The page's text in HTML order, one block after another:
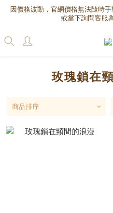
因價格波動，官網價格無法隨時
或當下詢問客服
玫瑰鎖在
商品排序